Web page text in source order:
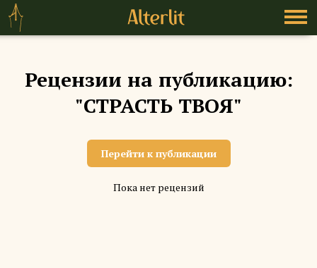
Рецензии на публикацию:
"СТРАСТЬ ТВОЯ"
Перейти к публикации
Пока нет рецензий